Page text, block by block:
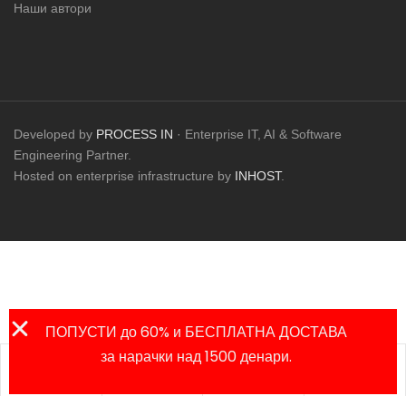
Наши автори
Developed by PROCESS IN · Enterprise IT, AI & Software
Engineering Partner.
Hosted on enterprise infrastructure by INHOST.
ПОПУСТИ до 60% и БЕСПЛАТНА ДОСТАВА
за нарачки над 1500 денари.